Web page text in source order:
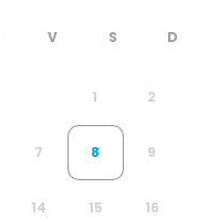
1 2
7 8 9
14 15 16